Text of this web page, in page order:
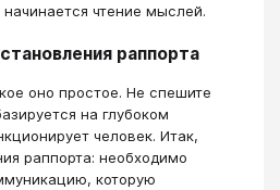
чтение мыслей.
раппорта
оно простое. Не спешите
на глубоком
человек. Итак,
раппорта: необходимо
которую